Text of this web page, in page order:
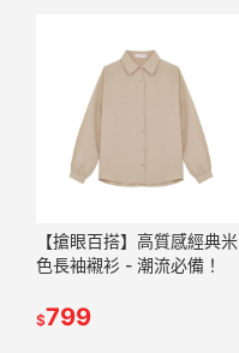
【搶眼百搭】高質感經典米
色長袖襯衫 - 潮流必備！
$799